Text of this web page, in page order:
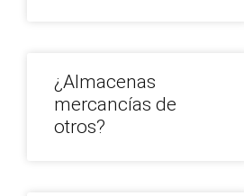
¿Almacenas
mercancías de
otros?